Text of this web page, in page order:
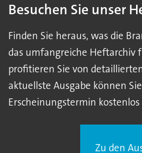
Besuchen Sie unser
Finden Sie heraus, was die
das umfangreiche Heftarchiv
profitieren Sie von
aktuellste Ausgabe können
Erscheinungstermin kostenlos
Zu den